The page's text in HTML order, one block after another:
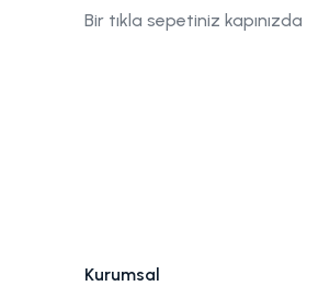
Bir tıkla sepetiniz kapınızda
Kurumsal